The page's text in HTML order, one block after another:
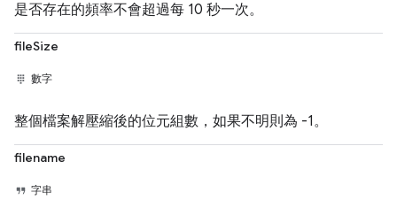
是否存在的頻率不會超過每 10 秒一次。
fileSize
數字
整個檔案解壓縮後的位元組數，如果不明則為 -1。
filename
字串